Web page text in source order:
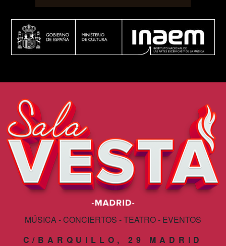
MÚSICA - CONCIERTOS - TEATRO - EVENTOS
C/BARQUILLO, 29 MADRID